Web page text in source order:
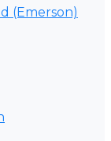
(Emerson)